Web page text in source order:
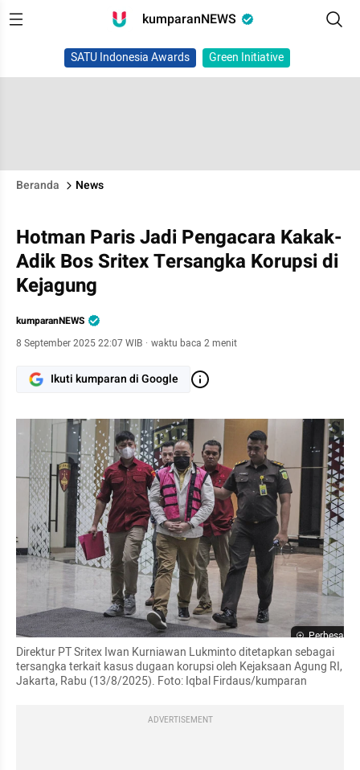
kumparanNEWS
SATU Indonesia Awards Green Initiative
Beranda News
Hotman Paris Jadi Pengacara Kakak-
Adik Bos Sritex Tersangka Korupsi di
Kejagung
kumparanNEWS
8 September 2025 22:07 WIB · waktu baca 2 menit
Ikuti kumparan di Google
Perbesar
Direktur PT Sritex Iwan Kurniawan Lukminto ditetapkan sebagai
tersangka terkait kasus dugaan korupsi oleh Kejaksaan Agung RI,
Jakarta, Rabu (13/8/2025). Foto: Iqbal Firdaus/kumparan
ADVERTISEMENT